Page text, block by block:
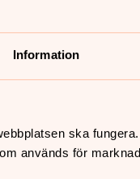
Information
ska
används för
orgeldagar